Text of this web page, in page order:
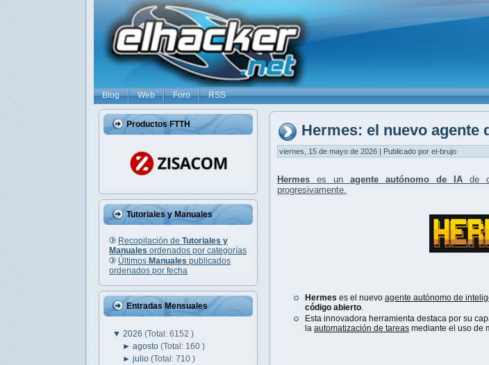
Blog Web Foro RSS
Productos FTTH
Tutoriales y Manuales
Recopilación de Tutoriales y
Manuales ordenados por categorías
Últimos Manuales publicados
ordenados por fecha
Entradas Mensuales
▼ 2026 (Total: 6152 )
►agosto(Total: 160 )
►julio(Total: 710 )
Hermes: el nuevo agente
viernes, 15 de mayo de 2026 | Publicado por el-brujo
Hermes es unagente autónomo de IA de
progresivamente.
Hermes es el nuevo agente autónomo de
código abierto
Esta innovadora herramienta destaca por su
la automatización de tareas mediante el uso de